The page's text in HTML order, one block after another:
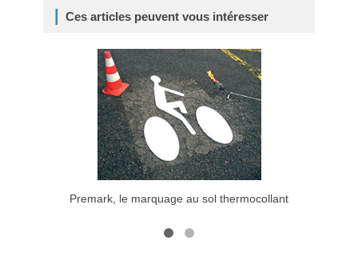
Ces articles peuvent vous intéresser
Premark, le marquage au sol thermocollant